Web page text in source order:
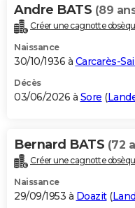
Bricolage
Lifestyle
Culture
Sport
Auto
Television
Voyage
Cinema
Andre BATS (89
Créer une cagnotte
Naissance
30/10/1936 à Carcarès-
Décès
03/06/2026 à Sore (
Bernard BATS (72
Créer une cagnotte
Naissance
29/09/1953 à Doazit(